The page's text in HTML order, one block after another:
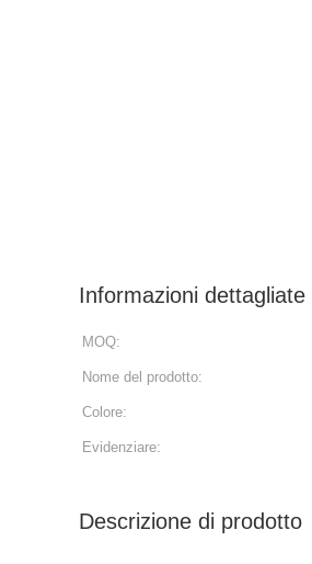
Informazioni dettagliate
MOQ:
Nome del prodotto:
Colore:
Evidenziare:
Descrizione di prodotto